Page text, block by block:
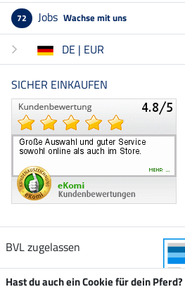
72 Jobs Wachse mit uns
DE | EUR
SICHER EINKAUFEN
BVL zugelassen
Hast du auch ein Cookie für dein Pferd?